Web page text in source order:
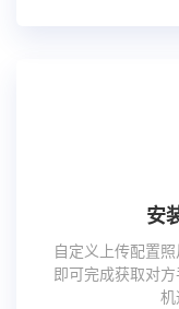
安
自定义上传配置
即可完成获取对
机